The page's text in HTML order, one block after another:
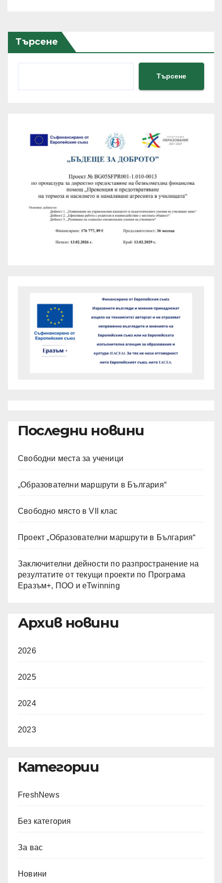
Търсене
Търсене
Последни новини
Свободни места за ученици
„Образователни маршрути в България“
Свободно място в VII клас
Проект „Образователни маршрути в България“
Заключителни дейности по разпространение на
резултатите от текущи проекти по Програма
Еразъм+, ПОО и eTwinning
Архив новини
2026
2025
2024
2023
Категории
FreshNews
Без категория
За вас
Новини